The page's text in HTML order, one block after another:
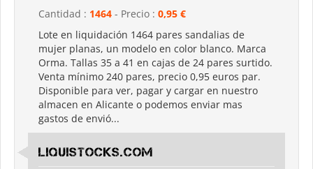
Cantidad : 1464 - Precio : 0,95 €
Lote en liquidación 1464 pares sandalias de
mujer planas, un modelo en color blanco. Marca
Orma. Tallas 35 a 41 en cajas de 24 pares surtido.
Venta mínimo 240 pares, precio 0,95 euros par.
Disponible para ver, pagar y cargar en nuestro
almacen en Alicante o podemos enviar mas
gastos de envió...
LIQUISTOCKS.COM